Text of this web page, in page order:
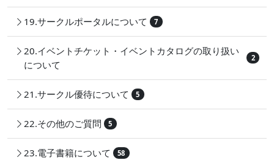
19.サークルポータルについて 7
20.イベントチケット・イベントカタログの取り扱い
について
2
21.サークル優待について 5
22.その他のご質問 5
23.電子書籍について 58